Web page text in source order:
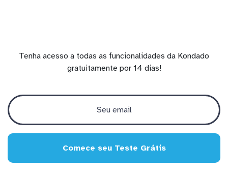
Tenha acesso a todas as funcionalidades da Kondado
gratuitamente por 14 dias!
Comece seu Teste Grátis